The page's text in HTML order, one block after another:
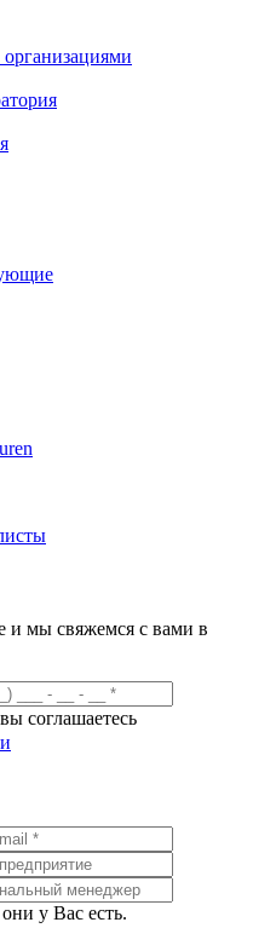
и мы свяжемся с вами в
соглашаетесь
у Вас есть.